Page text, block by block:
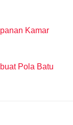
Kamar
Pola Batu